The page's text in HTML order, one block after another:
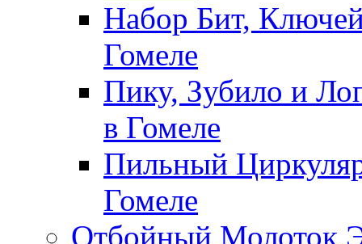
Набор Бит,
Гомеле
Пику, Зубило и
в Гомеле
Пильный
Гомеле
Отбойный Молоток